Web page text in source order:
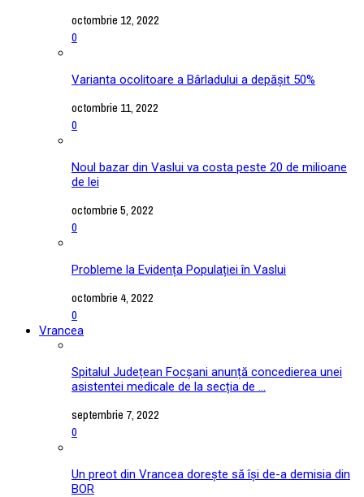
octombrie 12, 2022
0
Varianta ocolitoare a Bârladului a depășit 50%
octombrie 11, 2022
0
Noul bazar din Vaslui va costa peste 20 de milioane
de lei
octombrie 5, 2022
0
Probleme la Evidența Populației în Vaslui
octombrie 4, 2022
0
Vrancea
Spitalul Județean Focșani anunță concedierea unei
asistentei medicale de la secția de ...
septembrie 7, 2022
0
Un preot din Vrancea dorește să își de-a demisia din
BOR